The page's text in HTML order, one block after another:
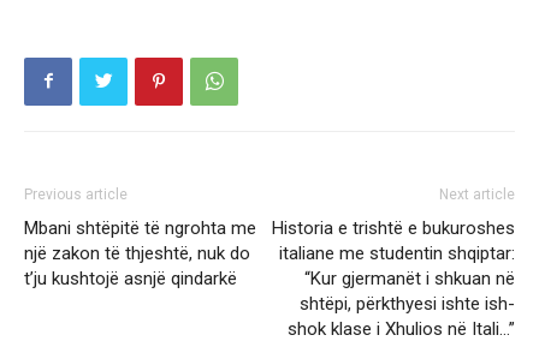
Previous article
Mbani shtëpitë të ngrohta me
një zakon të thjeshtë, nuk do
t’ju kushtojë asnjë qindarkë
Next article
Historia e trishtë e bukuroshes
italiane me studentin shqiptar:
“Kur gjermanët i shkuan në
shtëpi, përkthyesi ishte ish-
shok klase i Xhulios në Itali…”